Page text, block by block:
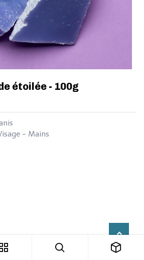
étoilée - 100g
- Mains